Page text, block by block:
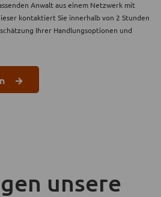
Anwalt aus einem Netzwerk mit
kontaktiert Sie innerhalb von 2 Stunden
Ihrer Handlungsoptionen und
unsere